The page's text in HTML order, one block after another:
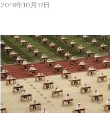
2018年10月17日